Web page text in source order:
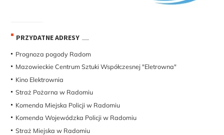
PRZYDATNE ADRESY
Prognoza pogody Radom
Mazowieckie Centrum Sztuki Współczesnej "Eletrowna"
Kino Elektrownia
Straż Pożarna w Radomiu
Komenda Miejska Policji w Radomiu
Komenda Wojewódzka Policji w Radomiu
Straż Miejska w Radomiu